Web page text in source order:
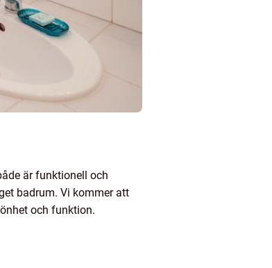
är funktionell och
badrum. Vi kommer att
och funktion.